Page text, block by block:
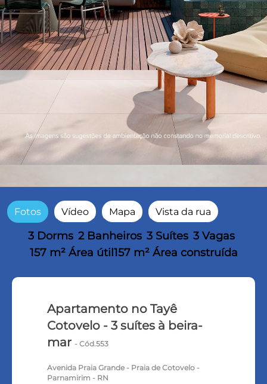
Fotos Vídeo Mapa Vista da rua
3 Dorms 2 Banheiros 3 Suítes 3 Vagas
157 m² Área útil 157 m² Área construída
Apartamento no Tayê
Cotovelo - 3 suítes à beira-
mar - Cód.553
Avenida Praia Grande - Praia de Cotovelo -
Parnamirim - RN